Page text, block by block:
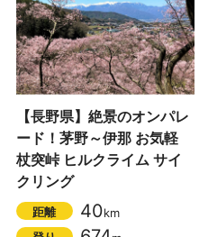
【長野県】絶景のオンパレ
ード！茅野～伊那 お気軽
杖突峠 ヒルクライム サイ
クリング
距離 40km